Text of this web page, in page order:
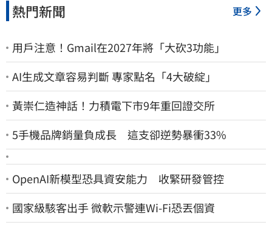
熱門新聞 更多
用戶注意！Gmail在2027年將「大砍3功能」
AI生成文章容易判斷 專家點名「4大破綻」
黃崇仁造神話！力積電下市9年重回證交所
5手機品牌銷量負成長 這支卻逆勢暴衝33%
OpenAI新模型恐具資安能力 收緊研發管控
國家級駭客出手 微軟示警連Wi-Fi恐丟個資